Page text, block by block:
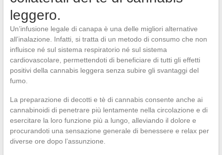
leggero.
Un’infusione legale di canapa è una delle migliori alternative
all’inalazione. Infatti, si tratta di un metodo di consumo che non
influisce né sul sistema respiratorio né sul sistema
cardiovascolare, permettendoti di beneficiare di tutti gli effetti
positivi della cannabis leggera senza subire gli svantaggi del
fumo.
La preparazione di decotti e tè di cannabis consente anche ai
cannabinoidi di penetrare più lentamente nella circolazione e di
esercitare la loro funzione più a lungo, alleviando il dolore e
procurandoti una sensazione generale di benessere e relax per
diverse ore dopo l’assunzione.